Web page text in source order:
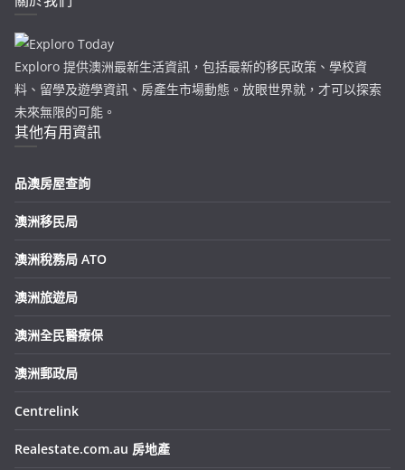
Exploro 提供澳洲最新生活資訊，包括最新的移民政策、學校資
料、留學及遊學資訊、房產生市場動態。放眼世界就，才可以探索
未來無限的可能。
其他有用資訊
品澳房屋查詢
澳洲移民局
澳洲稅務局 ATO
澳洲旅遊局
澳洲全民醫療保
澳洲郵政局
Centrelink
Realestate.com.au 房地產